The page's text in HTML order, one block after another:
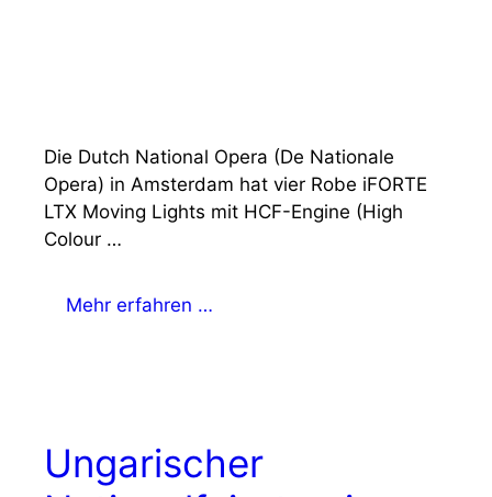
Die Dutch National Opera (De Nationale
Opera) in Amsterdam hat vier Robe iFORTE
LTX Moving Lights mit HCF-Engine (High
Colour …
Mehr erfahren …
Ungarischer